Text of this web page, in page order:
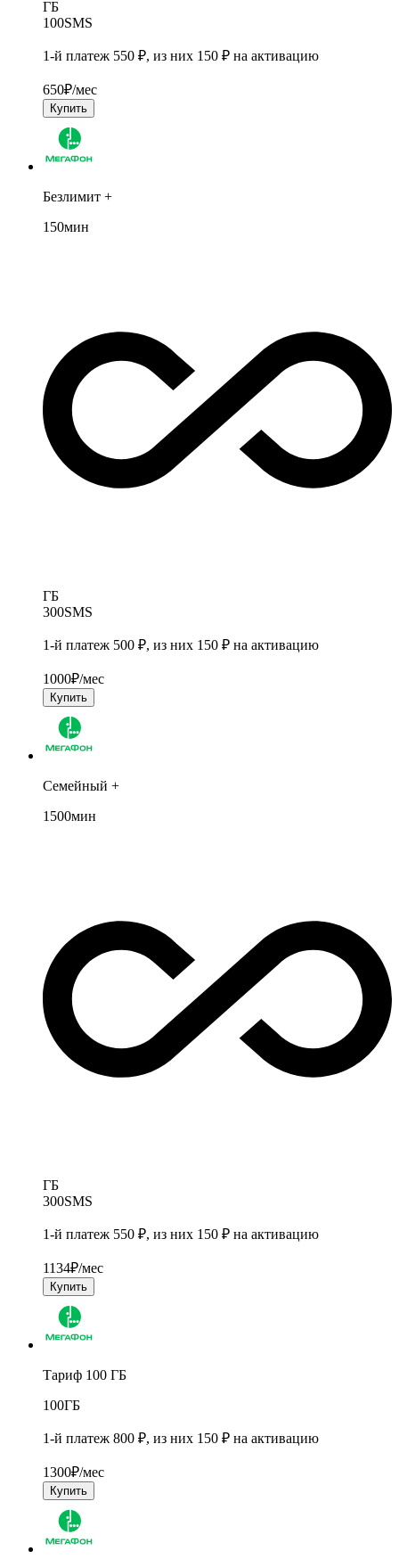
ГБ
100SMS
1-й платеж 550 ₽, из них 150 ₽ на активацию
650₽/мес
Купить
Безлимит +
150мин
ГБ
300SMS
1-й платеж 500 ₽, из них 150 ₽ на активацию
1000₽/мес
Купить
Семейный +
1500мин
ГБ
300SMS
1-й платеж 550 ₽, из них 150 ₽ на активацию
1134₽/мес
Купить
Тариф 100 ГБ
100ГБ
1-й платеж 800 ₽, из них 150 ₽ на активацию
1300₽/мес
Купить